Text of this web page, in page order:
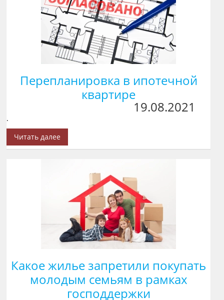
Перепланировка в ипотечной
квартире
19.08.2021
.
Читать далее
Какое жилье запретили покупать
молодым семьям в рамках
господдержки